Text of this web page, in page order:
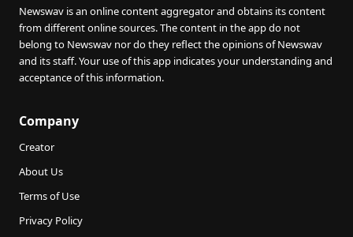
Newswav is an online content aggregator and obtains its content
from different online sources. The content in the app do not
belong to Newswav nor do they reflect the opinions of Newswav
and its staff. Your use of this app indicates your understanding and
acceptance of this information.
Company
Creator
About Us
Terms of Use
Privacy Policy